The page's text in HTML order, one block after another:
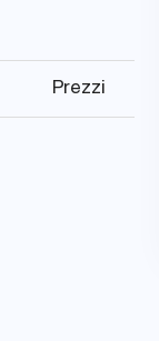
Prezzi